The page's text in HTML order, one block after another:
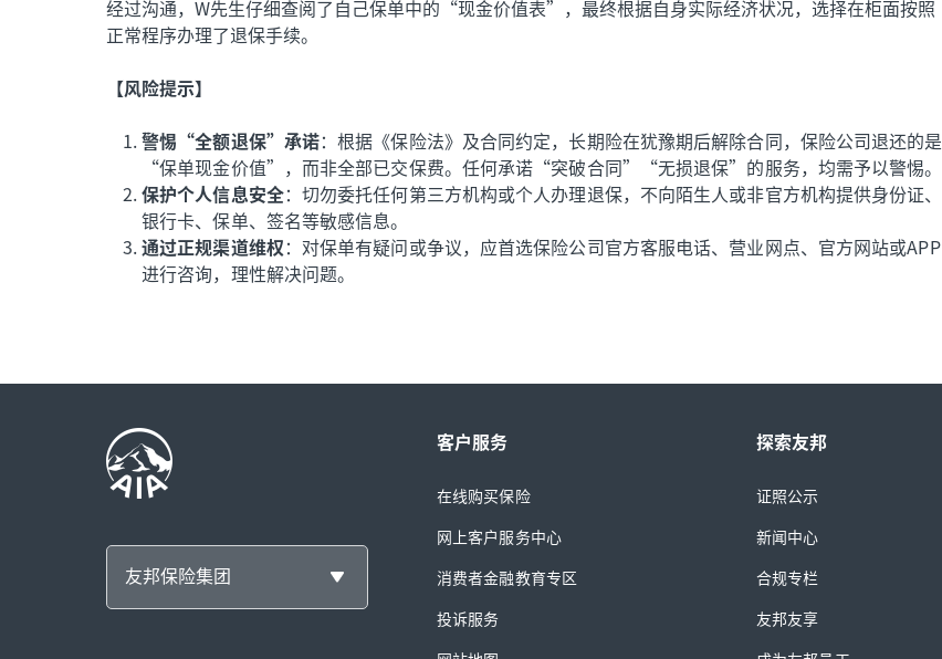
经过沟通，W先生仔细查阅了自己保单中的“现金价值表”，最终根据自身实际经济状况，选择在柜面按照
正常程序办理了退保手续。
【风险提示】
警惕“全额退保”承诺：根据《保险法》及合同约定，长期险在犹豫期后解除合同，保险公司退还的是
“保单现金价值”，而非全部已交保费。任何承诺“突破合同”“无损退保”的服务，均需予以警惕。
保护个人信息安全：切勿委托任何第三方机构或个人办理退保，不向陌生人或非官方机构提供身份证、
银行卡、保单、签名等敏感信息。
通过正规渠道维权：对保单有疑问或争议，应首选保险公司官方客服电话、营业网点、官方网站或APP
进行咨询，理性解决问题。
友邦保险集团
客户服务
在线购买保险
网上客户服务中心
消费者金融教育专区
投诉服务
探索友邦
证照公示
新闻中心
合规专栏
友邦友享